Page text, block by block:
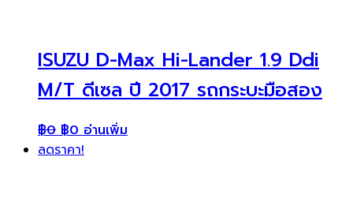
ISUZU D-Max Hi-Lander 1.9 Ddi
M/T ดีเซล ปี 2017 รถกระบะมือสอง
฿0 ฿0 อ่านเพิ่ม
ลดราคา!